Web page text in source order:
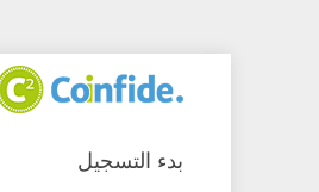
بدء التسجيل